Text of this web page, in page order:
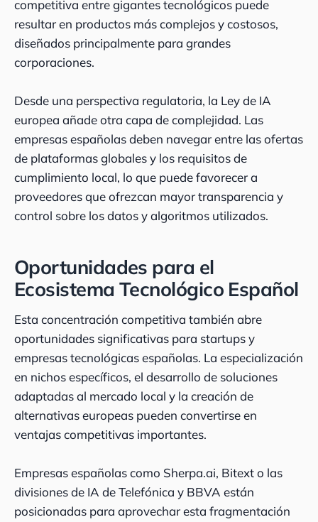
competitiva entre gigantes tecnológicos puede
resultar en productos más complejos y costosos,
diseñados principalmente para grandes
corporaciones.
Desde una perspectiva regulatoria, la Ley de IA
europea añade otra capa de complejidad. Las
empresas españolas deben navegar entre las ofertas
de plataformas globales y los requisitos de
cumplimiento local, lo que puede favorecer a
proveedores que ofrezcan mayor transparencia y
control sobre los datos y algoritmos utilizados.
Oportunidades para el
Ecosistema Tecnológico Español
Esta concentración competitiva también abre
oportunidades significativas para startups y
empresas tecnológicas españolas. La especialización
en nichos específicos, el desarrollo de soluciones
adaptadas al mercado local y la creación de
alternativas europeas pueden convertirse en
ventajas competitivas importantes.
Empresas españolas como Sherpa.ai, Bitext o las
divisiones de IA de Telefónica y BBVA están
posicionadas para aprovechar esta fragmentación